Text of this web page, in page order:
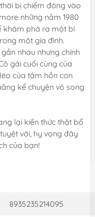
bị chiếm đóng vào
những năm 1980
khám phá ra một bí
một gia đình.
nhau nhưng chính
gái cuối cùng của
của tâm hồn con
kể chuyện vô song
lại kiến thức thật bổ
vời, hy vọng đây
của bạn!
8935235214095